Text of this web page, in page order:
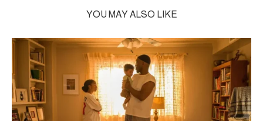
YOU MAY ALSO LIKE